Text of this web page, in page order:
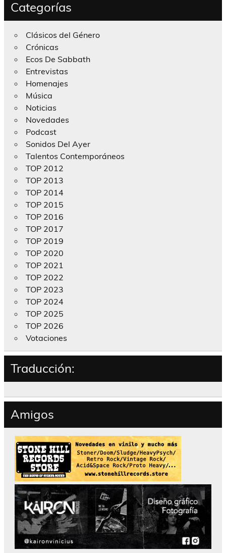
Categorías
Clásicos del Género
Crónicas
Ecos De Sabbath
Entrevistas
Homenajes
Música
Noticias
Novedades
Podcast
Sonidos Del Ayer
Talentos Contemporáneos
TOP 2012
TOP 2013
TOP 2014
TOP 2015
TOP 2016
TOP 2017
TOP 2019
TOP 2020
TOP 2021
TOP 2022
TOP 2023
TOP 2024
TOP 2025
TOP 2026
Votaciones
Traducción:
Amigos